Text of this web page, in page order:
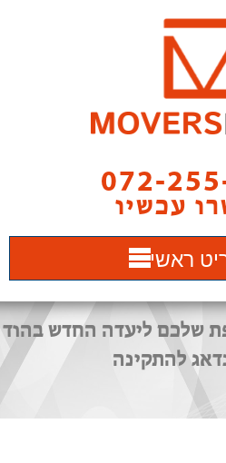
072-
עכשיו
ראשי
שלכם ליעדה החדש בהוד
להתקינה